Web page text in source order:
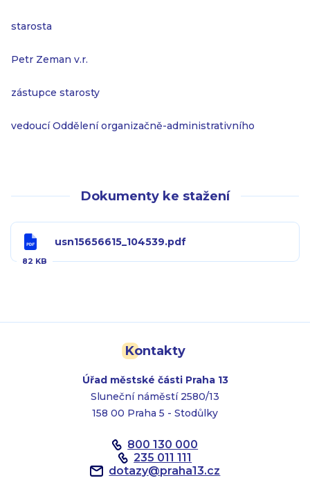
starosta
Petr Zeman v.r.
zástupce starosty
vedoucí Oddělení organizačně-administrativního
Dokumenty ke stažení
usn15656615_104539.pdf
82 KB
Kontakty
Úřad městské části Praha 13
Sluneční náměstí 2580/13
158 00 Praha 5 - Stodůlky
800 130 000
235 011 111
dotazy@praha13.cz